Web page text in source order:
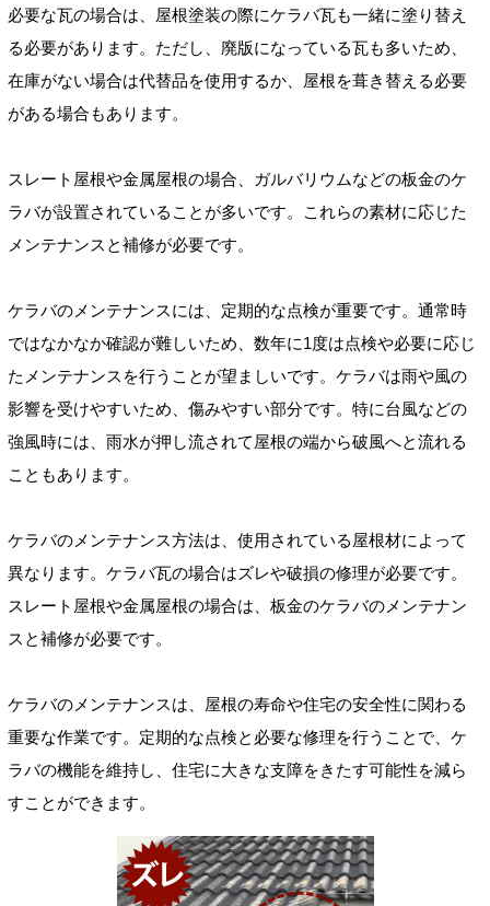
必要な瓦の場合は、屋根塗装の際にケラバ瓦も一緒に塗り替え
る必要があります。ただし、廃版になっている瓦も多いため、
在庫がない場合は代替品を使用するか、屋根を葺き替える必要
がある場合もあります。
スレート屋根や金属屋根の場合、ガルバリウムなどの板金のケ
ラバが設置されていることが多いです。これらの素材に応じた
メンテナンスと補修が必要です。
ケラバのメンテナンスには、定期的な点検が重要です。通常時
ではなかなか確認が難しいため、数年に1度は点検や必要に応じ
たメンテナンスを行うことが望ましいです。ケラバは雨や風の
影響を受けやすいため、傷みやすい部分です。特に台風などの
強風時には、雨水が押し流されて屋根の端から破風へと流れる
こともあります。
ケラバのメンテナンス方法は、使用されている屋根材によって
異なります。ケラバ瓦の場合はズレや破損の修理が必要です。
スレート屋根や金属屋根の場合は、板金のケラバのメンテナン
スと補修が必要です。
ケラバのメンテナンスは、屋根の寿命や住宅の安全性に関わる
重要な作業です。定期的な点検と必要な修理を行うことで、ケ
ラバの機能を維持し、住宅に大きな支障をきたす可能性を減ら
すことができます。